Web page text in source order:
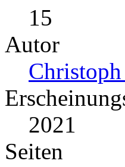
15
Autor
2021
Seiten